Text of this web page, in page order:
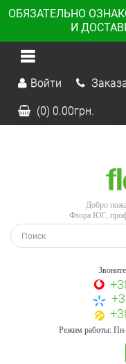
ОБЯЗАТЕЛЬНО
И
Войти
(0) 0.00грн.
Добро
Флора ЮГ,
Режим работы: